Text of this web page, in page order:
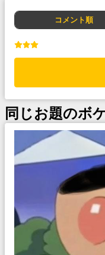
コメント順
同じお題のボ